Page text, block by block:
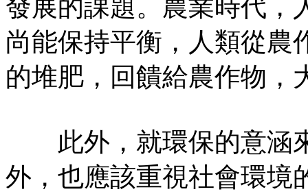
發展的課題。農業時代，
尚能保持平衡，人類從農
的堆肥，回饋給農作物，
此外，就環保的意涵
外，也應該重視社會環境